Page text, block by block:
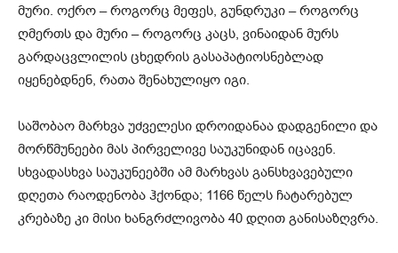
მური. ოქრო – როგორც მეფეს, გუნდრუკი – როგორც
ღმერთს და მური – როგორც კაცს, ვინაიდან მურს
გარდაცვლილის ცხედრის გასაპატიოსნებლად
იყენებდნენ, რათა შენახულიყო იგი.
საშობაო მარხვა უძველესი დროიდანაა დადგენილი და
მორწმუნეები მას პირველივე საუკუნიდან იცავენ.
სხვადასხვა საუკუნეებში ამ მარხვას განსხვავებული
დღეთა რაოდენობა ჰქონდა; 1166 წელს ჩატარებულ
კრებაზე კი მისი ხანგრძლივობა 40 დღით განისაზღვრა.